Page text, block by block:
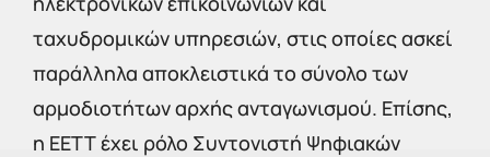
ταχυδρομικών υπηρεσιών, στις οποίες ασκεί
παράλληλα αποκλειστικά το σύνολο των
αρμοδιοτήτων αρχής ανταγωνισμού. Επίσης,
η ΕΕΤΤ έχει ρόλο Συντονιστή Ψηφιακών